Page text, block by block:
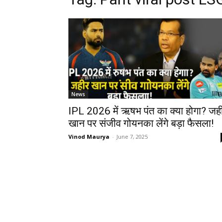
News
IPL 2026 में ऋषभ पंत का क्या होगा?
खान पर संजीव गोयनका लेंगे बड़ा फैसला!
Vinod Maurya - June 7, 2025